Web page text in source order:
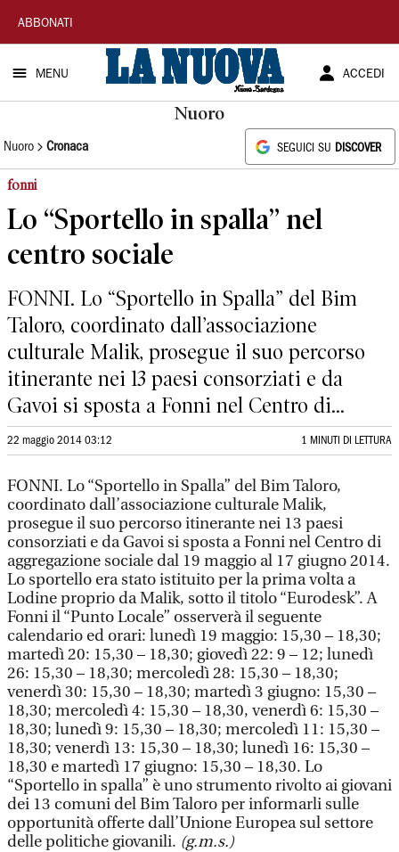
La
Nuova
Sardegna
ABBONATI
MENU ACCEDI
Nuoro
Nuoro Cronaca SEGUICI SU DISCOVER
fonni
Lo “Sportello in spalla” nel
centro sociale
FONNI. Lo “Sportello in Spalla” del Bim
Taloro, coordinato dall’associazione
culturale Malik, prosegue il suo percorso
itinerante nei 13 paesi consorziati e da
Gavoi si sposta a Fonni nel Centro di...
22 maggio 2014 03:12 1 MINUTI DI LETTURA
FONNI. Lo “Sportello in Spalla” del Bim Taloro,
coordinato dall’associazione culturale Malik,
prosegue il suo percorso itinerante nei 13 paesi
consorziati e da Gavoi si sposta a Fonni nel Centro di
aggregazione sociale dal 19 maggio al 17 giugno 2014.
Lo sportello era stato istituito per la prima volta a
Lodine proprio da Malik, sotto il titolo “Eurodesk”. A
Fonni il “Punto Locale” osserverà il seguente
calendario ed orari: lunedì 19 maggio: 15,30 – 18,30;
martedì 20: 15,30 – 18,30; giovedì 22: 9 ­– 12; lunedì
26: 15,30 – 18,30; mercoledì 28: 15,30 – 18,30;
venerdì 30: 15,30 – 18,30; martedì 3 giugno: 15,30 –
18,30; mercoledì 4: 15,30 – 18,30, venerdì 6: 15,30 –
18,30; lunedì 9: 15,30 – 18,30; mercoledì 11: 15,30 –
18,30; venerdì 13: 15,30 – 18,30; lunedì 16: 15,30 –
18,30 e martedì 17 giugno: 15,30 – 18,30. Lo
“Sportello in spalla” è uno strumento rivolto ai giovani
dei 13 comuni del Bim Taloro per informarli sulle
opportunità offerte dall’Unione Europea sul settore
delle politiche giovanili. (g.m.s.)